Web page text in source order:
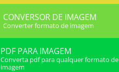
CONVERSOR DE IMAGEM
Converter formato de imagem
PDF PARA IMAGEM
Converta pdf para qualquer formato de
imagem